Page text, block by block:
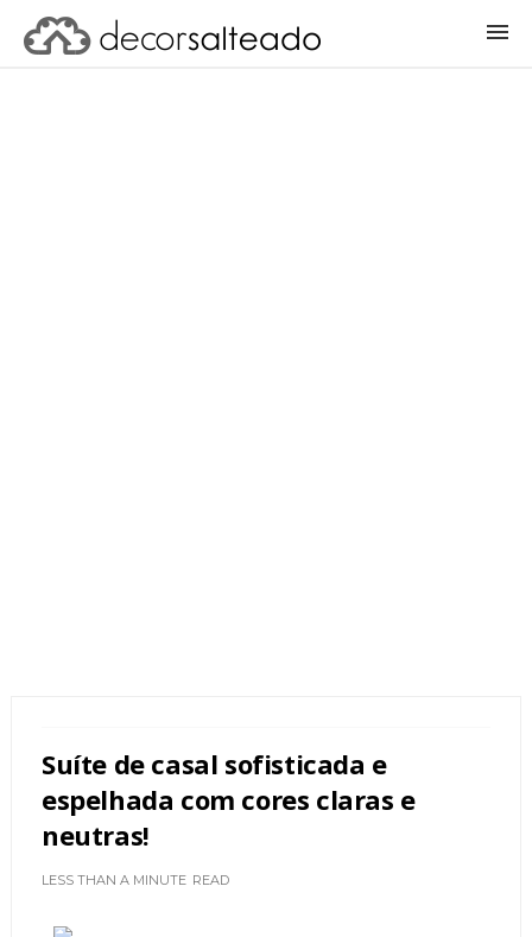
Suíte de casal sofisticada e
espelhada com cores claras e
neutras!
LESS THAN A MINUTE READ